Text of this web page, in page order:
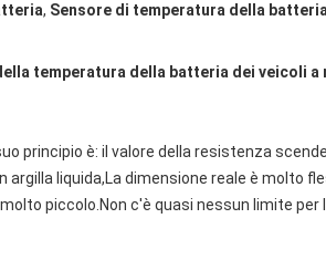
, Sensore di temperatura della
temperatura della batteria dei veicoli a
principio è: il valore della resistenza scende
liquida,La dimensione reale è molto
piccolo.Non c'è quasi nessun limite per